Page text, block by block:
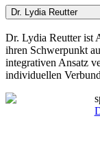
Dr. Lydia Reutter
Dr. Lydia Reutter ist
ihren Schwerpunkt
integrativen Ansatz
individuellen